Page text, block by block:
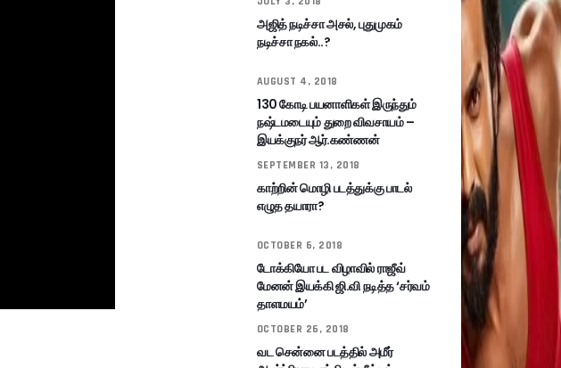
அஜித் நடிச்சா அசல், புதுமுகம்
நடிச்சா நகல்..?
AUGUST 4, 2018
130 கோடி பயனாளிகள் இருந்தும்
நஷ்டமடையும் துறை விவசாயம் –
இயக்குநர் ஆர்.கண்ணன்
SEPTEMBER 13, 2018
காற்றின் மொழி படத்துக்கு பாடல்
எழுத தயாரா?
OCTOBER 6, 2018
டோக்கியோ பட விழாவில் ராஜீவ்
மேனன் இயக்கி ஜி.வி நடித்த ‘சர்வம்
தாளமயம்’
OCTOBER 26, 2018
வட சென்னை படத்தில் அமீர்